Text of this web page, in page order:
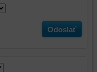
Odoslať